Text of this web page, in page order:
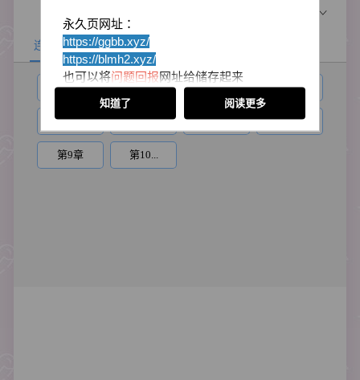
永久页网址：
https://ggbb.xyz/
https://blmh2.xyz/
也可以将问题回报网址给储存起来
里面会放置目前所有最新的站点网址
以防被迷失回不了家喔！
感谢小伙伴们的支持
知道了 阅读更多
礼」，害他被 迫挑梁演出「苦儿流浪记」……报仇是
一定要的，只是武功略逊一筹的师兄单挑武艺精湛的
师弟，其结果 就连江湖豪杰也争相下注赌输赢……
月影，左手杀人右手救人，同时拥有杀人魔头与
绝世神医双头衔，最大的不良嗜好是勾引大师兄颜修
读，谁知竟弄巧成拙地跟他结下冤仇。现下大师兄主
动上门，他当然要把握机会让他的桃花运起死回生。
问他为何要忘恩负义？师兄别急，先来喝杯「春
酒」，答案就在棉被中……
连载目录
第1章 第2章 第3章 第4章
第5章 第6章 第7章 第8章
第9章 第10...